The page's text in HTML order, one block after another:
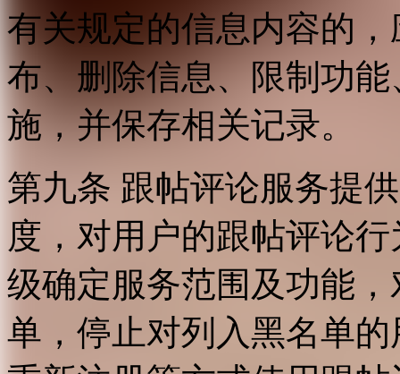
有关规定的信息内容的
布、删除信息、限制功
施，并保存相关记录。
第九条 跟帖评论服务提
度，对用户的跟帖评论
级确定服务范围及功能
单，停止对列入黑名单